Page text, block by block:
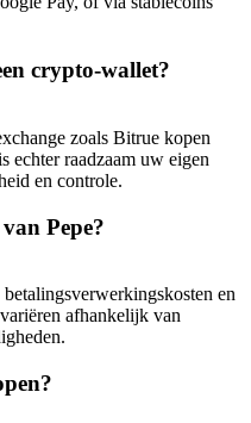
crypto-wallet?
zoals Bitrue kopen
echter raadzaam uw eigen
en controle.
Pepe?
en
afhankelijk van